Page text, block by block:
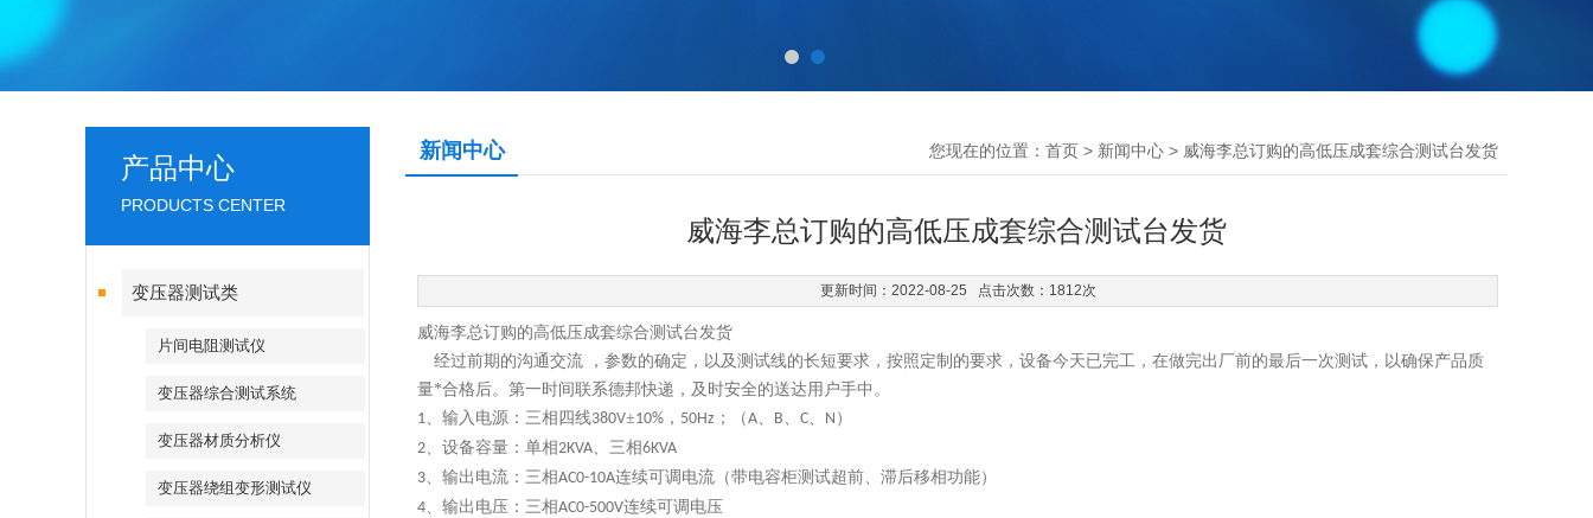
产品中心
PRODUCTS CENTER
变压器测试类
片间电阻测试仪
变压器综合测试系统
变压器材质分析仪
变压器绕组变形测试仪
新闻中心 您现在的位置： 首页 > 新闻中心 > 威海李总订购的高低压成套综合测试台发货
威海李总订购的高低压成套综合测试台发货
更新时间：2022-08-25 点击次数：1812次
威海李总订购的高低压成套综合测试台发货
经过前期的沟通交流
，参数的确定，以及测试线的长短要求，按照定制的要求，设备今天已完工，在做完出厂前的最后一次测试，以确保产品质
量*合格后。第一时间联系德邦快递，及时安全的送达用户手中。
1、输入电源：三相四线380V±10% ， 50Hz ；（A、 B 、 C、 N ）
2、设备容量：单相2KVA、三相6KVA
3、输出电流：三相AC0-10A连续可调电流（带电容柜测试超前、滞后移相功能）
4、输出电压：三相AC0-500V连续可调电压